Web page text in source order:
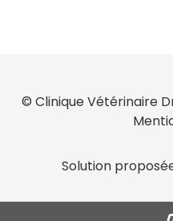
© Clinique Vétérinaire
Solution